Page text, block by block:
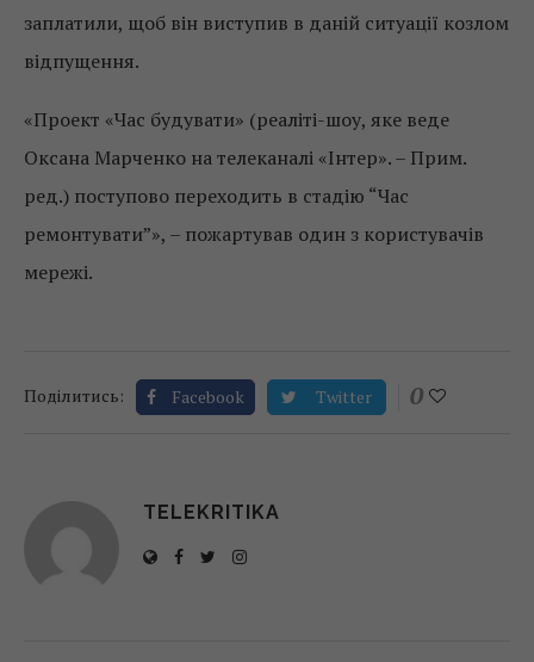
заплатили, щоб він виступив в даній ситуації козлом
відпущення.
«Проект «Час будувати» (реаліті-шоу, яке веде
Оксана Марченко на телеканалі «Інтер». – Прим.
ред.) поступово переходить в стадію “Час
ремонтувати”», – пожартував один з користувачів
мережі.
Поділитись: Facebook Twitter 0
TELEKRITIKA